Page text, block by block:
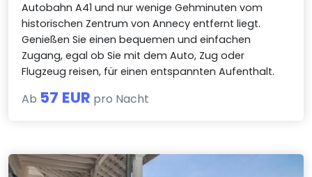
Autobahn A41 und nur wenige Gehminuten vom
historischen Zentrum von Annecy entfernt liegt.
Genießen Sie einen bequemen und einfachen
Zugang, egal ob Sie mit dem Auto, Zug oder
Flugzeug reisen, für einen entspannten Aufenthalt.
Ab 57 EUR pro Nacht